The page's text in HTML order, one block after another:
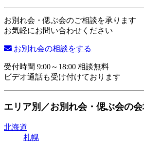
お別れ会・偲ぶ会のご相談を承ります
お気軽にお問い合わせください
お別れ会の相談をする
受付時間 9:00～18:00 相談無料
ビデオ通話も受け付けております
エリア別／お別れ会・偲ぶ会の
北海道
札幌